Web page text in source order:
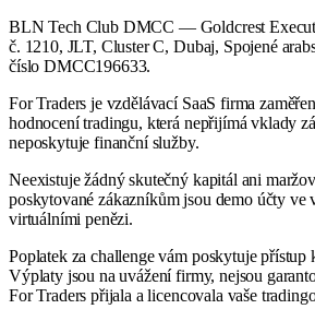
BLN Tech Club DMCC — Goldcrest
č. 1210, JLT, Cluster C, Dubaj, Spojené
číslo DMCC196633.
For Traders je vzdělávací SaaS firma
hodnocení tradingu, která nepřijímá vklady
neposkytuje finanční služby.
Neexistuje žádný skutečný kapitál ani
poskytované zákazníkům jsou demo účty ve
virtuálními penězi.
Poplatek za challenge vám poskytuje přístup
Výplaty jsou na uvážení firmy, nejsou
For Traders přijala a licencovala vaše